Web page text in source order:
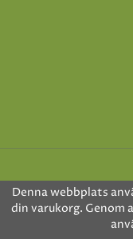
Denna webbplats
din varukorg. Genom